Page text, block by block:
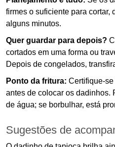
firmes o suficiente para cortar,
alguns minutos.
Quer guardar para depois?
cortados em uma forma ou
Depois de congelados,
Ponto da fritura: Certifique-
antes de colocar os dadinhos.
de água; se borbulhar, está
Sugestões de